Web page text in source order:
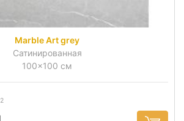
Marble Art grey
Сатинированная
100x100 см
2